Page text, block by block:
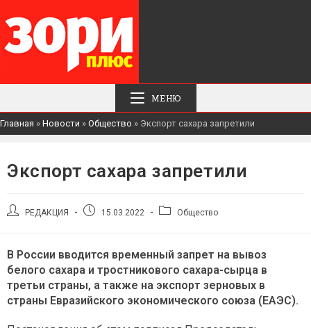
МЕНЮ
Главная » Новости » Общество » Экспорт сахара запретили
Экспорт сахара запретили
АвторРЕДАКЦИЯ
Запись15.03.2022
РубрикаОбщество
В России вводится временный запрет на вывоз
белого сахара и тростникового сахара-сырца в
третьи страны, а также на экспорт зерновых в
страны Евразийского экономического союза (ЕАЭС).